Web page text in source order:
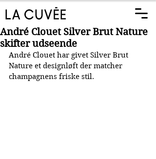
André Clouet Silver Brut Nature
skifter udseende
André Clouet har givet Silver Brut
Nature et designløft der matcher
champagnens friske stil.